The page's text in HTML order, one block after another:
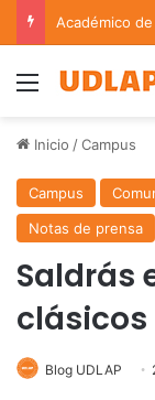
Menu
Inicio /Campus
Campus
Notas de prensa
Saldrás
clásicos
Blog UDLAP